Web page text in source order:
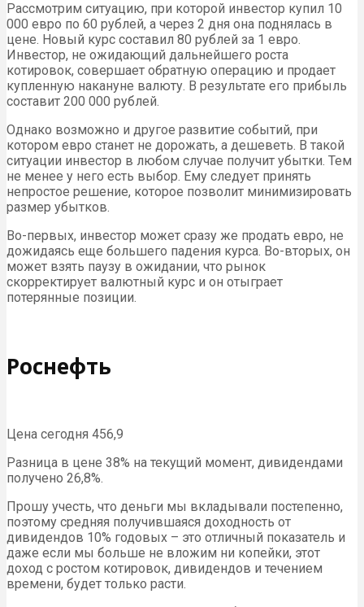
Рассмотрим ситуацию, при которой инвестор купил 10
000 евро по 60 рублей, а через 2 дня она поднялась в
цене. Новый курс составил 80 рублей за 1 евро.
Инвестор, не ожидающий дальнейшего роста
котировок, совершает обратную операцию и продает
купленную накануне валюту. В результате его прибыль
составит 200 000 рублей.
Однако возможно и другое развитие событий, при
котором евро станет не дорожать, а дешеветь. В такой
ситуации инвестор в любом случае получит убытки. Тем
не менее у него есть выбор. Ему следует принять
непростое решение, которое позволит минимизировать
размер убытков.
Во-первых, инвестор может сразу же продать евро, не
дожидаясь еще большего падения курса. Во-вторых, он
может взять паузу в ожидании, что рынок
скорректирует валютный курс и он отыграет
потерянные позиции.
Роснефть
Цена сегодня 456,9
Разница в цене 38% на текущий момент, дивидендами
получено 26,8%.
Прошу учесть, что деньги мы вкладывали постепенно,
поэтому средняя получившаяся доходность от
дивидендов 10% годовых – это отличный показатель и
даже если мы больше не вложим ни копейки, этот
доход с ростом котировок, дивидендов и течением
времени, будет только расти.